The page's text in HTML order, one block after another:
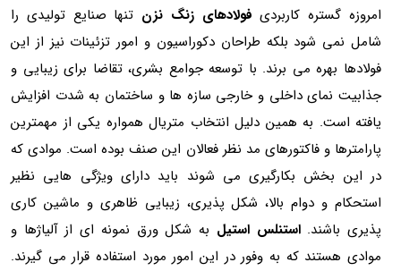
امروزه گستره کاربردی فولادهای زنگ نزن تنها صنایع تولیدی را
شامل نمی شود بلکه طراحان دکوراسیون و امور تزئینات نیز از این
فولادها بهره می برند. با توسعه جوامع بشری، تقاضا برای زیبایی و
جذابیت نمای داخلی و خارجی سازه ها و ساختمان به شدت افزایش
یافته است. به همین دلیل انتخاب متریال همواره یکی از مهمترین
پارامترها و فاکتورهای مد نظر فعالان این صنف بوده است. موادی که
در این بخش بکارگیری می شوند باید دارای ویژگی هایی نظیر
استحکام و دوام بالا، شکل پذیری، زیبایی ظاهری و ماشین کاری
پذیری باشند.استنلس استیل به شکل ورق نمونه ای از آلیاژها و
موادی هستند که به وفور در این امور مورد استفاده قرار می گیرند.